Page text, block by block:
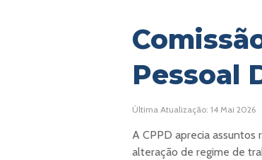
Pessoal
Última Atualização: 14 Mai 2026
A CPPD aprecia
alteração de regime de